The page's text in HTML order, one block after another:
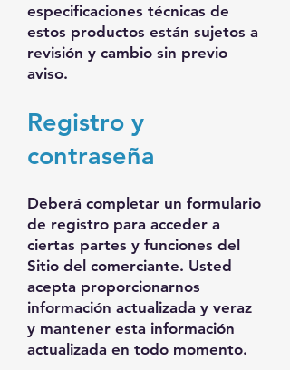
especificaciones técnicas de
estos productos están sujetos a
revisión y cambio sin previo
aviso.
Registro y
contraseña
Deberá completar un formulario
de registro para acceder a
ciertas partes y funciones del
Sitio del comerciante. Usted
acepta proporcionarnos
información actualizada y veraz
y mantener esta información
actualizada en todo momento.